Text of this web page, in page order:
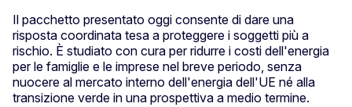
Il pacchetto presentato oggi consente di dare una
risposta coordinata tesa a proteggere i soggetti più a
rischio. È studiato con cura per ridurre i costi dell'energia
per le famiglie e le imprese nel breve periodo, senza
nuocere al mercato interno dell'energia dell'UE né alla
transizione verde in una prospettiva a medio termine.